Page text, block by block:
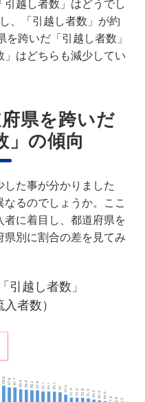
越し者数」はどうでし
、「引越し者数」が約
跨いだ「引越し者数」
はどちらも減少してい
県を跨いだ
」の傾向
た事が分かりました
るのでしょうか。ここ
に着目し、都道府県を
別に割合の差を見てみ
引越し者数」
者数）